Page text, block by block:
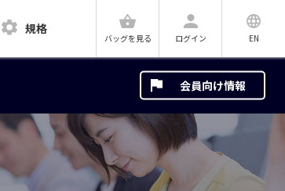
規格
バッグを見る ログイン EN
会員向け情報